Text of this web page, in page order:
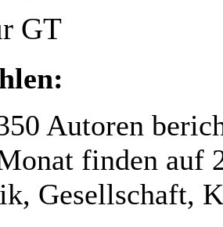
GT
Autoren
finden auf
Gesellschaft,